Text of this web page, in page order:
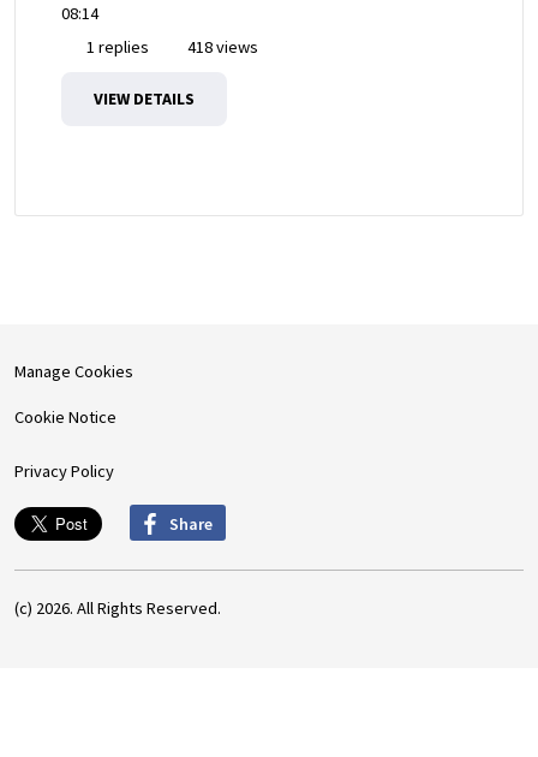
08:14
1 replies
418 views
VIEW DETAILS
Manage Cookies
Cookie Notice
Privacy Policy
Share
(c) 2026. All Rights Reserved.